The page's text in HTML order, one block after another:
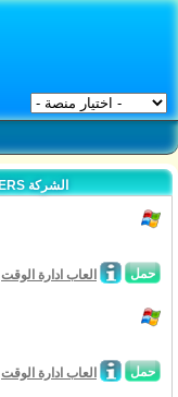
مباريات من قبل BUMPKINBROTHERS الشركة
حمل العاب ادارة الوقت
حمل العاب ادارة الوقت